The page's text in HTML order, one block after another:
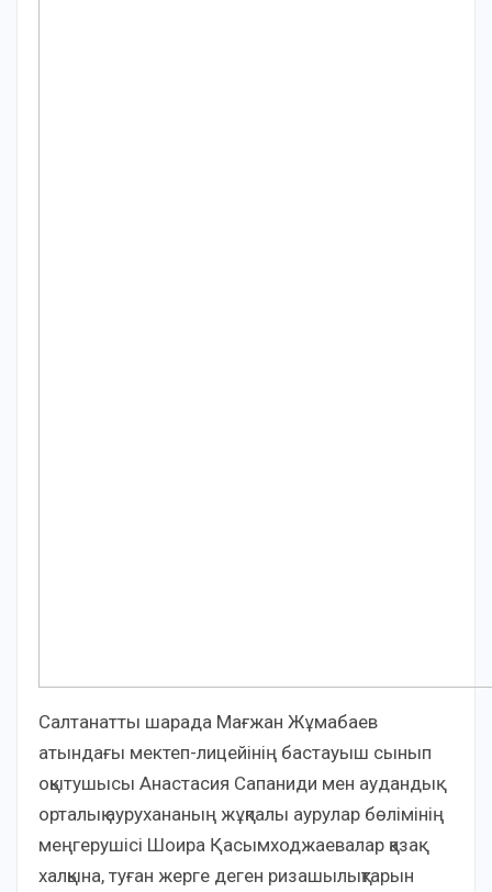
Салтанатты шарада Мағжан Жұмабаев
атындағы мектеп-лицейінің бастауыш сынып
оқытушысы Анастасия Сапаниди мен аудандық
орталық аурухананың жұқпалы аурулар бөлімінің
меңгерушісі Шоира Қасымходжаевалар қазақ
халқына, туған жерге деген ризашылықтарын